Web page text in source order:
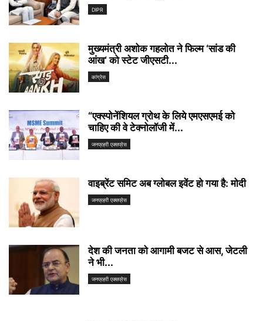
DIPR
मुख्यमंत्री अशोक गहलोत ने फिल्म ‘सांड की
आंख‘ को स्टेट जीएसटी...
कांग्रेस
“एक्स्पोनेंशियल ग्रोथ के लिये एमएसएमई को
चाहिए की वे टेक्नोलॉजी में...
जनप्रहरी एक्सप्रेस
वाइब्रेंट समिट अब ग्लोबल इवेंट हो गया है: मोदी
जनप्रहरी एक्सप्रेस
देश की जनता को आगामी बजट से आस, जेटली
ने भी...
जनप्रहरी एक्सप्रेस